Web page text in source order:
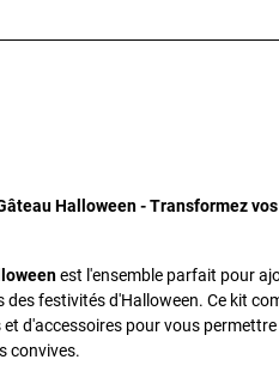
Halloween - Transformez
est l'ensemble parfait pour
festivités d'Halloween. Ce kit
d'accessoires pour vous
convives.